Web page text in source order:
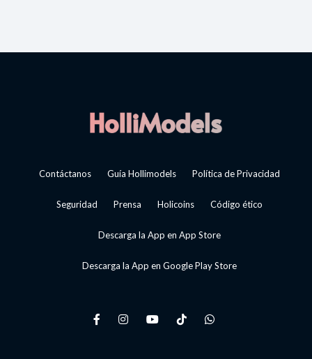
Contáctanos Guía Hollimodels Política de Privacidad
Seguridad Prensa Holicoins Código ético
Descarga la App en App Store
Descarga la App en Google Play Store